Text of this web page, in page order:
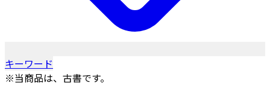
キーワード
※当商品は、古書です。